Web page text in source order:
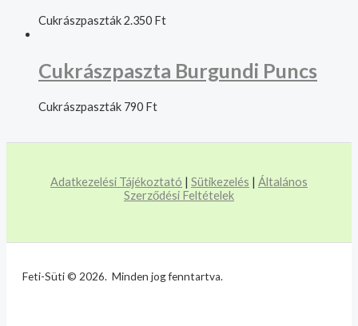
Cukrászpaszták2.350 Ft
Cukrászpaszta Burgundi Puncs
Cukrászpaszták 790 Ft
Adatkezelési Tájékoztató | Sütikezelés | Általános
Szerződési Feltételek
Feti-Süti © 2026. Minden jog fenntartva.